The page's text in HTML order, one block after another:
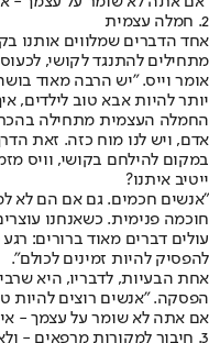
2. חמלה עצמית
אחד הדברים שמלווים אותנו
מתחילים להתנגד לקושי,
אומר וייס. "יש הרבה מאוד
יותר להיות אבא טוב לילדים,
החמלה העצמית מתחילה
אדם, ויש לנו מוח כזה. זאת
במקום להילחם בקושי, וויס
ייטיב איתנו?
"אנשים חכמים. גם אם הם לא
חוכמה פנימית. כשאנחנו
עולים דברים מאוד ברורים:
להפסיק להיות זמינים לכולם".
אחת הבעיות, לדבריו, היא
הפסקה. "אנשים רוצים להיות
אם אתה לא שומר על עצמך -
3. חיבור למקורות מרפאים - ולא רק למסכים